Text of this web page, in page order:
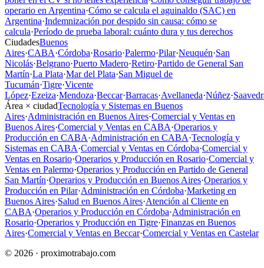
operario en Argentina·Cómo se calcula el aguinaldo (SAC) en
Argentina·Indemnización por despido sin causa: cómo se
calcula·Período de prueba laboral: cuánto dura y tus derechos
CiudadesBuenos
Aires·CABA·Córdoba·Rosario·Palermo·Pilar·Neuquén·San
Nicolás·Belgrano·Puerto Madero·Retiro·Partido de General San
Martín·La Plata·Mar del Plata·San Miguel de
Tucumán·Tigre·Vicente
López·Ezeiza·Mendoza·Beccar·Barracas·Avellaneda·Núñez·
Área × ciudadTecnología y Sistemas en Buenos
Aires·Administración en Buenos Aires·Comercial y Ventas en
Buenos Aires·Comercial y Ventas en CABA·Operarios y
Producción en CABA·Administración en CABA·Tecnología y
Sistemas en CABA·Comercial y Ventas en Córdoba·Comercial y
Ventas en Rosario·Operarios y Producción en Rosario·Comercial y
Ventas en Palermo·Operarios y Producción en Partido de General
San Martín·Operarios y Producción en Buenos Aires·Operarios y
Producción en Pilar·Administración en Córdoba·Marketing en
Buenos Aires·Salud en Buenos Aires·Atención al Cliente en
CABA·Operarios y Producción en Córdoba·Administración en
Rosario·Operarios y Producción en Tigre·Finanzas en Buenos
Aires·Comercial y Ventas en Beccar·Comercial y Ventas en Castelar
© 2026 · proximotrabajo.com